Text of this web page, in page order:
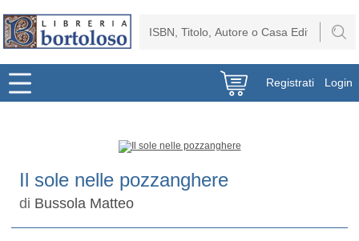
Registrati Login
Il sole nelle pozzanghere
di Bussola Matteo